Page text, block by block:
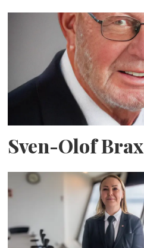
Sven-Olof Brax